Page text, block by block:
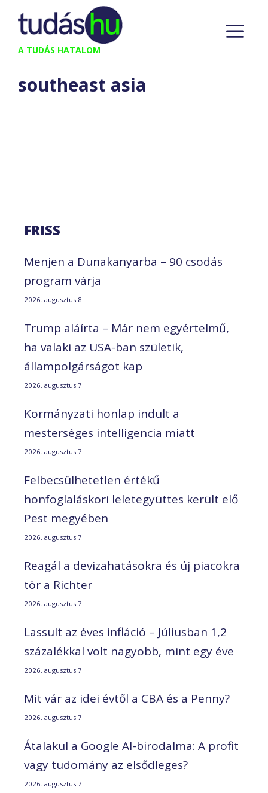
Kilépés
tartalomba
A TUDÁS HATALOM
southeast asia
FRISS
Menjen a Dunakanyarba – 90 csodás
program várja
2026. augusztus 8.
Trump aláírta – Már nem egyértelmű,
ha valaki az USA-ban születik,
állampolgárságot kap
2026. augusztus 7.
Kormányzati honlap indult a
mesterséges intelligencia miatt
2026. augusztus 7.
Felbecsülhetetlen értékű
honfoglaláskori leletegyüttes került elő
Pest megyében
2026. augusztus 7.
Reagál a devizahatásokra és új piacokra
tör a Richter
2026. augusztus 7.
Lassult az éves infláció – Júliusban 1,2
százalékkal volt nagyobb, mint egy éve
2026. augusztus 7.
Mit vár az idei évtől a CBA és a Penny?
2026. augusztus 7.
Átalakul a Google AI-birodalma: A profit
vagy tudomány az elsődleges?
2026. augusztus 7.